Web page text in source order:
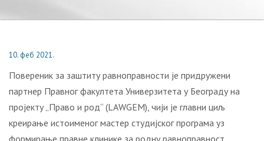
10. феб 2021.
Повереник за заштиту равноправности је придружени
партнер Правног факултета Универзитета у Београду на
пројекту „Право и род“ (LAWGEM), чији је главни циљ
креирање истоименог мастер студијског програма уз
формирање правне клинике за родну равноправност.